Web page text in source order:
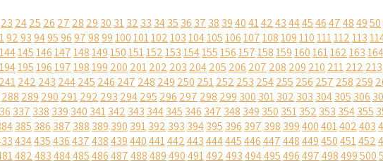
23 2425 26 27 28 29 30 3132 33 3435 36 37 38 394041424344454647484950
9293949596979899100101102103104105106107108109110111112113
144145146147148149150151152153154155156157158159160161162163164
194195196197198199 200 201202 203 204205 206 207 208 209 210 211212 213
241242 243 244245 246 247 248 249 250 251252 253 254255 256 257 258 259
288 289 290 291292 293 294295 296 297 298 299 300 301302 303 304305 306
337 338 339 340 341342 343 344345 346 347 348 349 350 351352 353 354355
385 386 387 388 389 390 391392 393 394395 396 397 398 399400401402403
434435436437438439440441442443444445446447448449450451452
482483484485486487488489490491492493494495496497498499500